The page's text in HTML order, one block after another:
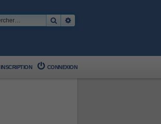
Rechercher
CONNEXION
INSCRIPTION